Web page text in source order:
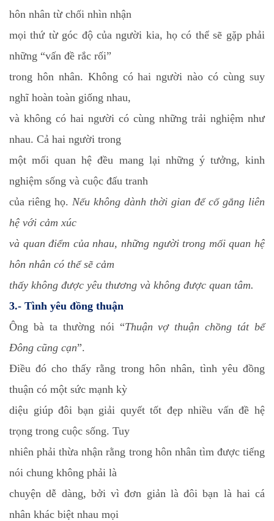
hôn nhân từ chối nhìn nhận
mọi thứ từ góc độ của người kia, họ có thể sẽ gặp phải
những “vấn đề rắc rối”
trong hôn nhân. Không có hai người nào có cùng suy
nghĩ hoàn toàn giống nhau,
và không có hai người có cùng những trải nghiệm như
nhau. Cả hai người trong
một mối quan hệ đều mang lại những ý tưởng, kinh
nghiệm sống và cuộc đấu tranh
của riêng họ. Nếu không dành thời gian để cố gắng liên
hệ với cảm xúc
và quan điểm của nhau, những người trong mối quan hệ
hôn nhân có thể sẽ cảm
thấy không được yêu thương và không được quan tâm.
3.- Tình yêu đồng thuận
Ông bà ta thường nói “Thuận vợ thuận chồng tát bể
Đông cũng cạn”.
Điều đó cho thấy rằng trong hôn nhân, tình yêu đồng
thuận có một sức mạnh kỳ
diệu giúp đôi bạn giải quyết tốt đẹp nhiều vấn đề hệ
trọng trong cuộc sống. Tuy
nhiên phải thừa nhận rằng trong hôn nhân tìm được tiếng
nói chung không phải là
chuyện dễ dàng, bởi vì đơn giản là đôi bạn là hai cá
nhân khác biệt nhau mọi